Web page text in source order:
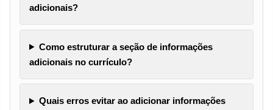
adicionais?
Como estruturar a seção de informações
adicionais no currículo?
Quais erros evitar ao adicionar informações